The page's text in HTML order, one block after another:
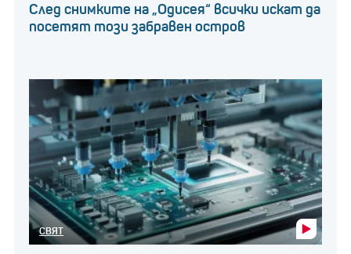
След снимките на „Одисея“ всички искат да
посетят този забравен остров
СВЯТ